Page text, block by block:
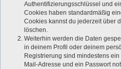
Authentifizierungsschlüssel und
Cookies haben standardmäßig
Cookies kannst du jederzeit über
löschen.
Weiterhin werden die Daten
in deinem Profil oder deinem
Registrierung sind mindestens
Mail-Adresse und ein Passwort